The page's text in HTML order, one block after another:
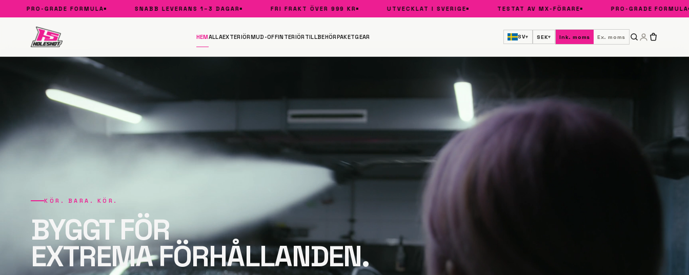
GRADE FORMULA SNABB LEVERANS 1–3 DAGAR FRI FRAKT ÖVER 999 KR UTVECKLAT I SVERIGE TESTAT AV MX-FÖRARE PRO-GRADE FORMULA
HEMALLAEXTERIÖRMUD-OFFINTERIÖR TILLBEHÖRPAKETGEAR SV▾ SEK▾ Ink. moms Ex. moms
KÖR. BARA. KÖR.
BYGGT FÖR
EXTREMA FÖRHÅLLANDEN.